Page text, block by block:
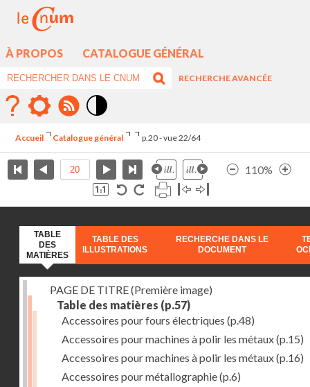
À PROPOS CATALOGUE GÉNÉRAL
RECHERCHE AVANCÉE
élévé
Accueil Catalogue général p.20 - vue 22/64
110%
TABLE
DES
MATIÈRES
TABLE DES
ILLUSTRATIONS
RECHERCHE DANS LE
DOCUMENT
PAGE DE TITRE (Première image)
Table des matières (p.57)
Accessoires pour fours électriques (p.48)
Accessoires pour machines à polir les métaux(p.15)
Accessoires pour machines à polir les métaux(p.16)
Accessoires pour métallographie(p.6)